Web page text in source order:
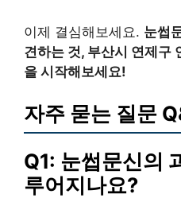
이제 결심해보세요. 눈썹
견하는 것, 부산시 연제구
을 시작해보세요!
자주 묻는 질문
Q1: 눈썹문신의
루어지나요?